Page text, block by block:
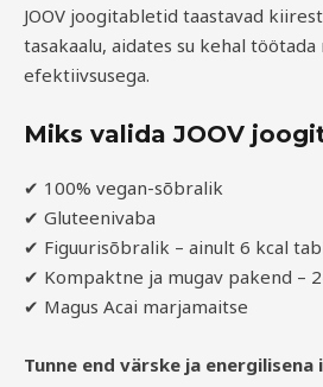
JOOV joogitabletid taastavad
tasakaalu, aidates su kehal töötada
efektiivsusega.
Miks valida JOOV
✔ 100% vegan-sõbralik
✔ Gluteenivaba
✔ Figuurisõbralik – ainult 6 kcal
✔ Kompaktne ja mugav pakend –
✔ Magus Acai marjamaitse
Tunne end värske ja energilisena